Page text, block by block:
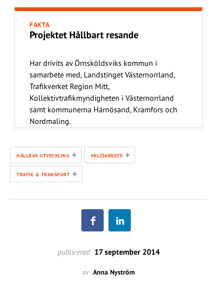
FAKTA
Projektet Hållbart resande
Har drivits av Örnsköldsviks kommun i
samarbete med, Landstinget Västernorrland,
Trafikverket Region Mitt,
Kollektivtrafikmyndigheten i Västernorrland
samt kommunerna Härnösand, Kramfors och
Nordmaling.
HÅLLBAR UTVECKLING + MILJÖARBETE +
TRAFIK & TRANSPORT +
publicerad 17 september 2014
av Anna Nyström